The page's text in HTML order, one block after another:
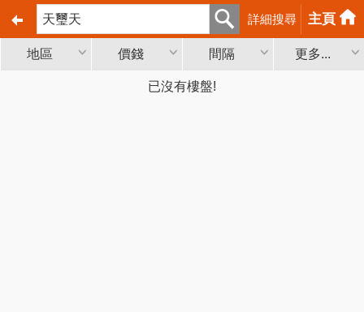
詳細搜尋 主頁
地區 價錢 間隔 更多...
已沒有樓盤!